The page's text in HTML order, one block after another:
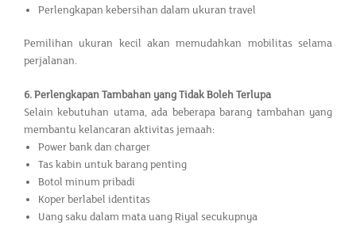
Perlengkapan kebersihan dalam ukuran travel
Pemilihan ukuran kecil akan memudahkan mobilitas selama
perjalanan.
6. Perlengkapan Tambahan yang Tidak Boleh Terlupa
Selain kebutuhan utama, ada beberapa barang tambahan yang
membantu kelancaran aktivitas jemaah:
Power bank dan charger
Tas kabin untuk barang penting
Botol minum pribadi
Koper berlabel identitas
Uang saku dalam mata uang Riyal secukupnya